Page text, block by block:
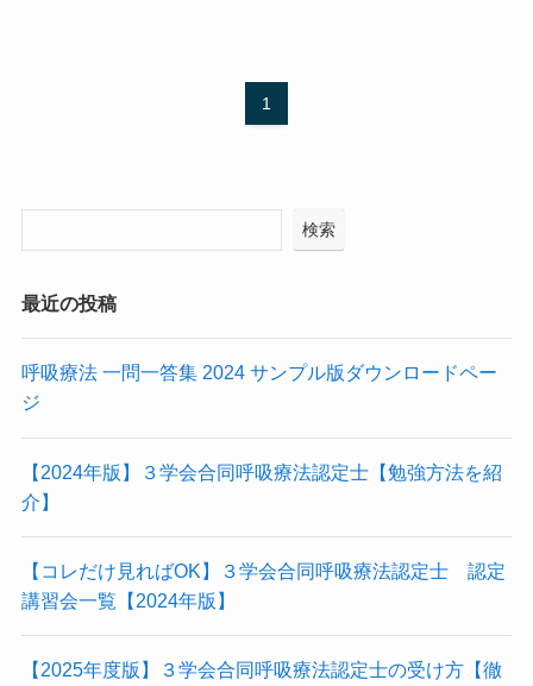
1
検索
最近の投稿
呼吸療法 一問一答集 2024 サンプル版ダウンロードペー
ジ
【2024年版】３学会合同呼吸療法認定士【勉強方法を紹
介】
【コレだけ見ればOK】３学会合同呼吸療法認定士 認定
講習会一覧【2024年版】
【2025年度版】３学会合同呼吸療法認定士の受け方【徹